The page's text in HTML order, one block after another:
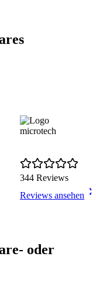
microtech
344 Reviews
Reviews ansehen
oder